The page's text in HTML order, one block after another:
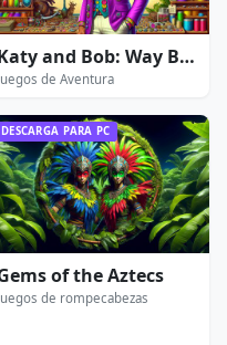
Katy and Bob: Way Back Home
de Aventura
DESCARGA PARA PC
of the Aztecs
de rompecabezas